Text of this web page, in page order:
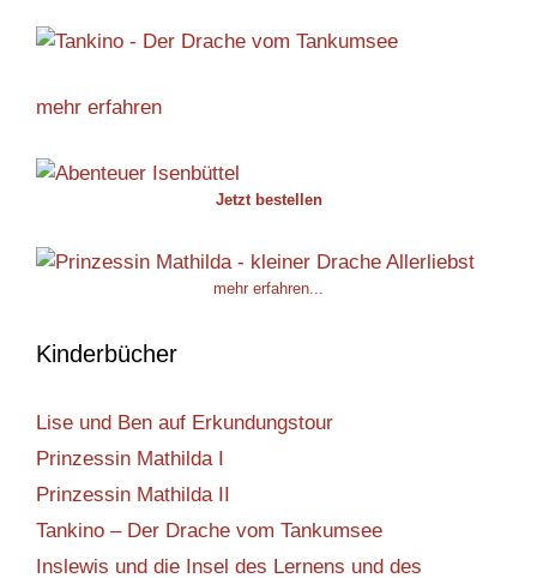
mehr erfahren
Jetzt bestellen
mehr erfahren...
Kinderbücher
Lise und Ben auf Erkundungstour
Prinzessin Mathilda I
Prinzessin Mathilda II
Tankino – Der Drache vom Tankumsee
Inslewis und die Insel des Lernens und des